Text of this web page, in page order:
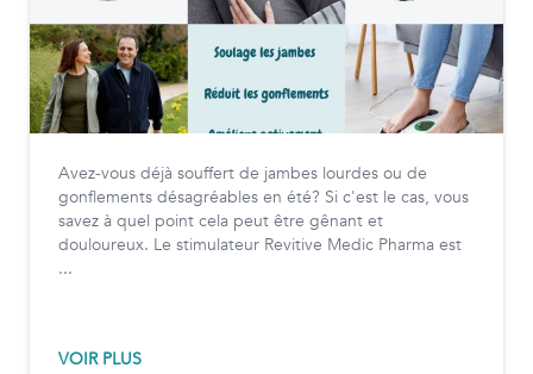
Avez-vous déjà souffert de jambes lourdes ou de
gonflements désagréables en été? Si c'est le cas, vous
savez à quel point cela peut être gênant et
douloureux. Le stimulateur Revitive Medic Pharma est
...
VOIR PLUS